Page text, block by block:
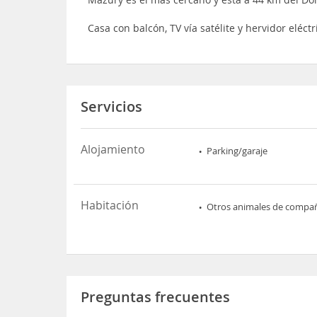
Casa con balcón, TV vía satélite y hervidor
Servicios
Alojamiento Parking/garaje
Habitación Otros animales de
Preguntas frecuentes